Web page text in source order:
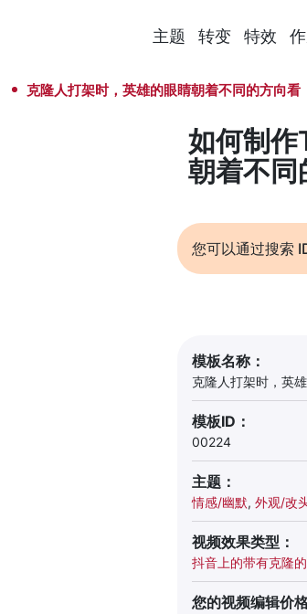
主题 转变 特效
克隆人打架时，英雄的眼睛朝着不同的方向看
如何制
朝着不同
您可以通过搜索
模板名称：
克隆人打架时，英
模板ID：
00224
主题：
情感/幽默, 外观/改
视频效果类型：
抖音上的带有克隆
您的视频编辑价